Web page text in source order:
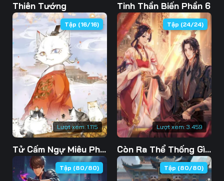
Thiên Tướng Tinh Thần Biến Phần 6
Lượt xem:1.115
Tập (16/16)
Tử Cấm Ngự Miêu Phòng
Lượt xem: 3.459
Tập (24/24)
Còn Ra Thể Thống Gì Nữa Phần 1
Tập (80/80) Tập (80/80)